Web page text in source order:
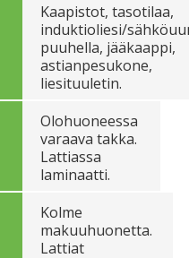
Kaapistot, tasotilaa,
induktioliesi/
puuhella, jääkaappi,
astianpesukone,
liesituuletin.
Olohuoneessa
varaava takka.
Lattiassa
laminaatti.
Kolme
makuuhuonetta.
Lattiat